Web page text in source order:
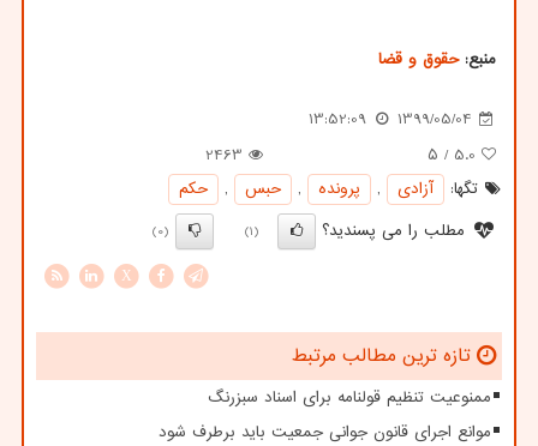
منبع:حقوق و قضا
1399/05/04
13:52:09
5.0 / ۵
2463
تگها:
آزادی , پرونده , حبس ,
حكم
مطلب را می پسندید؟
(1)
(0)
X
تازه ترین مطالب مرتبط
ممنوعیت تنظیم قولنامه برای اسناد سبزرنگ
موانع اجرای قانون جوانی جمعیت باید برطرف شود